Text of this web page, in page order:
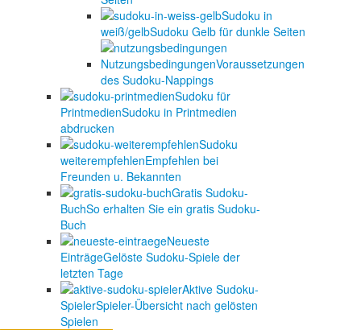
Sudoku in
weiß/gelbSudoku Gelb für dunkle Seiten
NutzungsbedingungenVoraussetzungen
des Sudoku-Nappings
Sudoku für
PrintmedienSudoku in Printmedien
abdrucken
Sudoku
weiterempfehlenEmpfehlen bei
Freunden u. Bekannten
Gratis Sudoku-
BuchSo erhalten Sie ein gratis Sudoku-
Buch
Neueste
EinträgeGelöste Sudoku-Spiele der
letzten Tage
Aktive Sudoku-
SpielerSpieler-Übersicht nach gelösten
Spielen